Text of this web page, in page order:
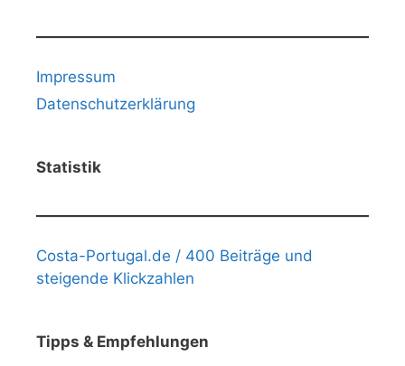
Impressum
Datenschutzerklärung
Statistik
Costa-Portugal.de / 400 Beiträge und
steigende Klickzahlen
Tipps & Empfehlungen